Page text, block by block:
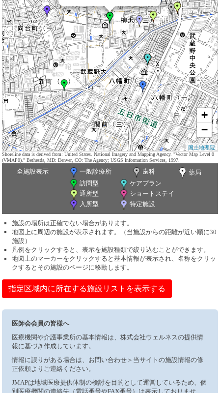
+
−
国土地理院
Shoreline data is derived from: United States. National Imagery and Mapping Agency. "Vector Map Level 0
(VMAP0)." Bethesda, MD: Denver, CO: The Agency; USGS Information Services, 1997.
全施設表示 一般診療所 歯科
薬局
訪問型
ケアプラン
通所型
ショートステイ
入所型
特定施設
施設の場所は正確でない場合があります。
地図上に周辺の施設が表示されます。（当施設からの距離が近い順に30
施設）
凡例をクリックすると、表示を施設種類で絞り込むことができます。
地図上のマーカーをクリックすると基本情報が表示され、名称をクリッ
クするとその施設のページに移動します。
指定区域内に所在する施設リストを表示する
医師会会員の皆様へ
医療機関や介護事業所の基本情報は、株式会社ウェルネスの提供情
報に基づき作成しています。
情報に誤りがある場合は、お問い合わせ＞当サイトの施設情報の修
正依頼よりご連絡ください。
JMAPは地域医療提供体制の検討を目的として運営しているため、個
別医療機関の連絡先（電話番号やFAX番号）は表示しておりませ